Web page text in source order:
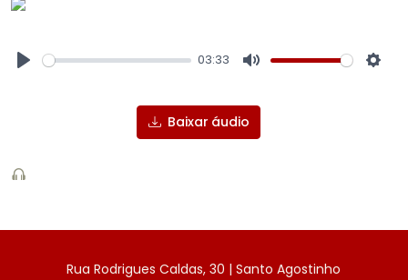
03:33
Baixar áudio
Rua Rodrigues Caldas, 30 | Santo Agostinho